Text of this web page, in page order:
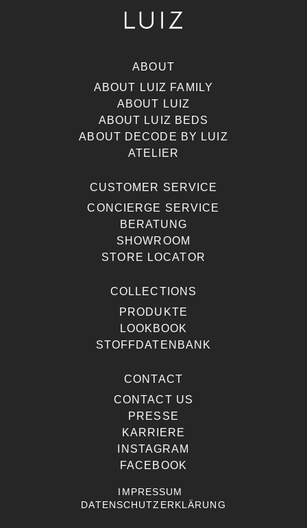
ABOUT
ABOUT LUIZ FAMILY
ABOUT LUIZ
ABOUT LUIZ BEDS
ABOUT DECODE BY LUIZ
ATELIER
CUSTOMER SERVICE
CONCIERGE SERVICE
BERATUNG
SHOWROOM
STORE LOCATOR
COLLECTIONS
PRODUKTE
LOOKBOOK
STOFFDATENBANK
CONTACT
CONTACT US
PRESSE
KARRIERE
INSTAGRAM
FACEBOOK
IMPRESSUM
DATENSCHUTZERKLÄRUNG